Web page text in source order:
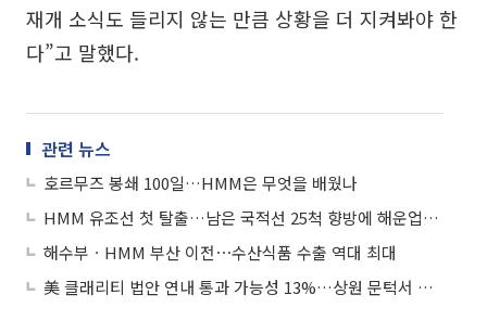
재개 소식도 들리지 않는 만큼 상황을 더 지켜봐야 한
다”고 말했다.
관련 뉴스
호르무즈 봉쇄 100일…HMM은 무엇을 배웠나
HMM 유조선 첫 탈출…남은 국적선 25척 향방에 해운업계 촉각
해수부ㆍHMM 부산 이전⋯수산식품 수출 역대 최대
美 클래리티 법안 연내 통과 가능성 13%…상원 문턱서 제동